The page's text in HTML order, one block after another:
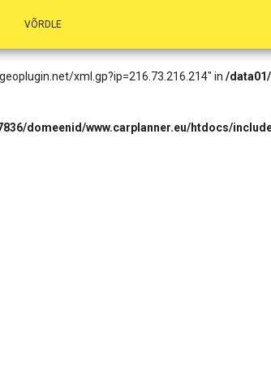
to open stream: HTTP request failed! HTTP/1.1
xml.gp?ip=216.73.216.214" in /
domeenid/www.carplanner.eu/htdocs/
VÕRDLE